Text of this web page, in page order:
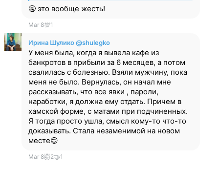
🤬 это вообще жесть!
Mar 8💯1
Ирина Шулико @shulegko
У меня была, когда я вывела кафе из
банкротов в прибыли за 6 месяцев, а потом
свалилась с болезнью. Взяли мужчину, пока
меня не было. Вернулась, он начал мне
рассказывать, что все явки , пароли,
наработки, я должна ему отдать. Причем в
хамской форме, с матами при подчиненных.
Я тогда просто ушла, смысл кому-то что-то
доказывать. Стала незаменимой на новом
месте😊
Mar 8🤯2🤝1